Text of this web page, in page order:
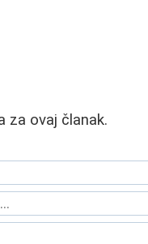
za ovaj članak.